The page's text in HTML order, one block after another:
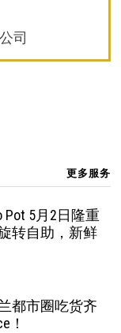
司
更多服务
Pot 5月2日隆重
转自助，新鲜
都市圈吃货齐
！